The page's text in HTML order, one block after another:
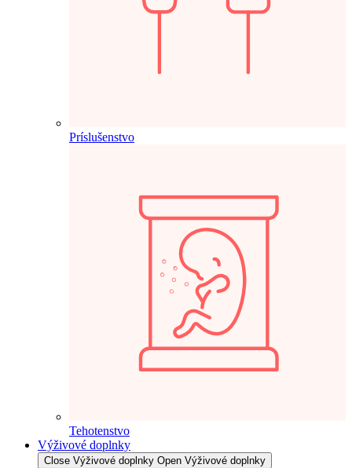
Príslušenstvo
Tehotenstvo
Výživové doplnky
Close Výživové doplnky Open Výživové doplnky